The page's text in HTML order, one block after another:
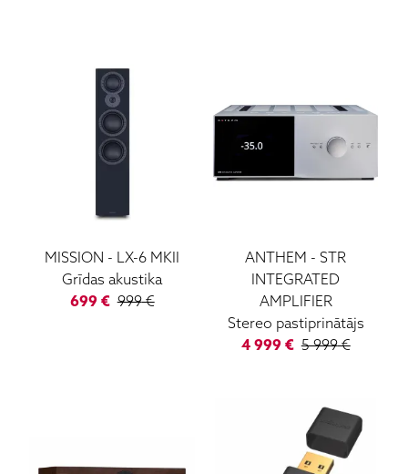
MISSION - LX-6 MKII
Grīdas akustika
699€ 999€
ANTHEM - STR
INTEGRATED
AMPLIFIER
Stereo pastiprinātājs
4 999€ 5 999€